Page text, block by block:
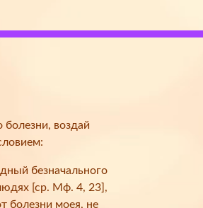
воздай
безначального
[ср. Мф. 4, 23],
болезни моея, не